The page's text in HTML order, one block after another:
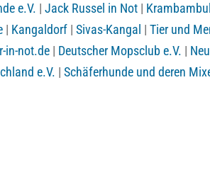
e.V. | Jack Russel in Not |
| Kangaldorf | Sivas-Kangal | Tier und
in-not.de | Deutscher Mopsclub e.V. |
e.V. | Schäferhunde und deren